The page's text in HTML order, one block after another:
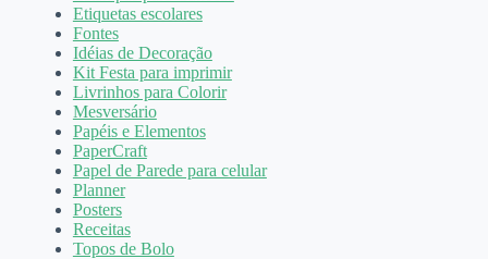
Etiquetas escolares
Fontes
Idéias de Decoração
Kit Festa para imprimir
Livrinhos para Colorir
Mesversário
Papéis e Elementos
PaperCraft
Papel de Parede para celular
Planner
Posters
Receitas
Topos de Bolo